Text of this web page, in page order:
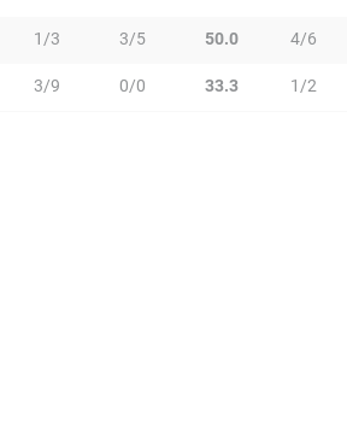
1/3 3/5 50.0 4/6
3/9 0/0 33.3 1/2